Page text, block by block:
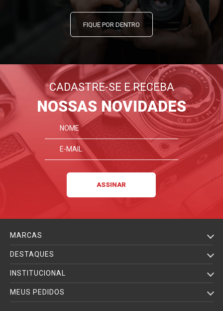
FIQUE POR DENTRO
CADASTRE-SE E RECEBA
NOSSAS NOVIDADES
MARCAS
DESTAQUES
INSTITUCIONAL
MEUS PEDIDOS